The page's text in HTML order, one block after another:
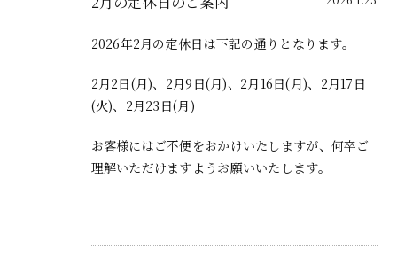
2026年2月の定休日は下記の通りとなります。
2月2日(月)、2月9日(月)、2月16日(月)、2月17日
(火)、2月23日(月)
お客様にはご不便をおかけいたしますが、何卒ご
理解いただけますようお願いいたします。